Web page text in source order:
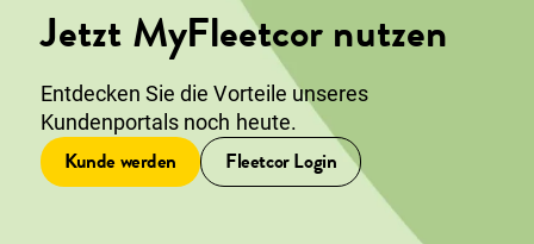
Jetzt MyFleetcor nutzen
Entdecken Sie die Vorteile unseres
Kundenportals noch heute.
Kunde werden Fleetcor Login